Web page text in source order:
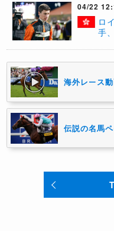
04/22
ロ
手
海外レース
伝説の名馬